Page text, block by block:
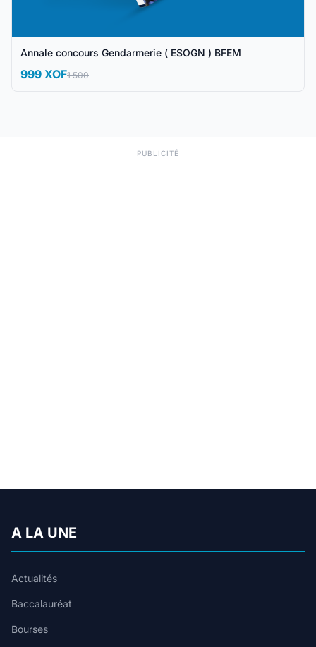
Annale concours Gendarmerie ( ESOGN ) BFEM
999 XOF1 500
PUBLICITÉ
A LA UNE
Actualités
Baccalauréat
Bourses